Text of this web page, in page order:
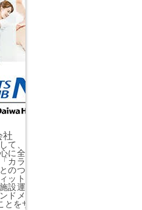
社
て、スポーツクラブ、スイミング
に全国展開し、地域の幅広い世代
カラダだけでなく、ココロも明る
のつながりを大切にし、子どもか
ットネスの枠を超えた施設サービ
設運営を目指しています。「続け
ドメッセージに掲げ、健康維持の
をサポートします。